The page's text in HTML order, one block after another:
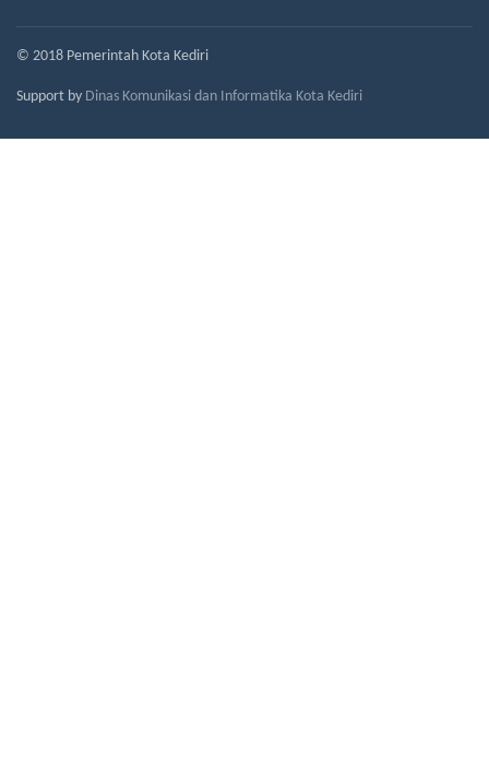
© 2018 Pemerintah Kota Kediri
Support by Dinas Komunikasi dan Informatika Kota Kediri